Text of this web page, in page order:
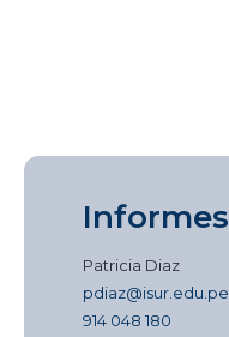
Informes
Patricia Diaz
pdiaz@isur.edu.pe
914 048 180